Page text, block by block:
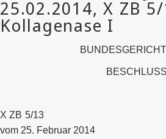
BESCHLUSS
X ZB
vom 25. Februar 2014